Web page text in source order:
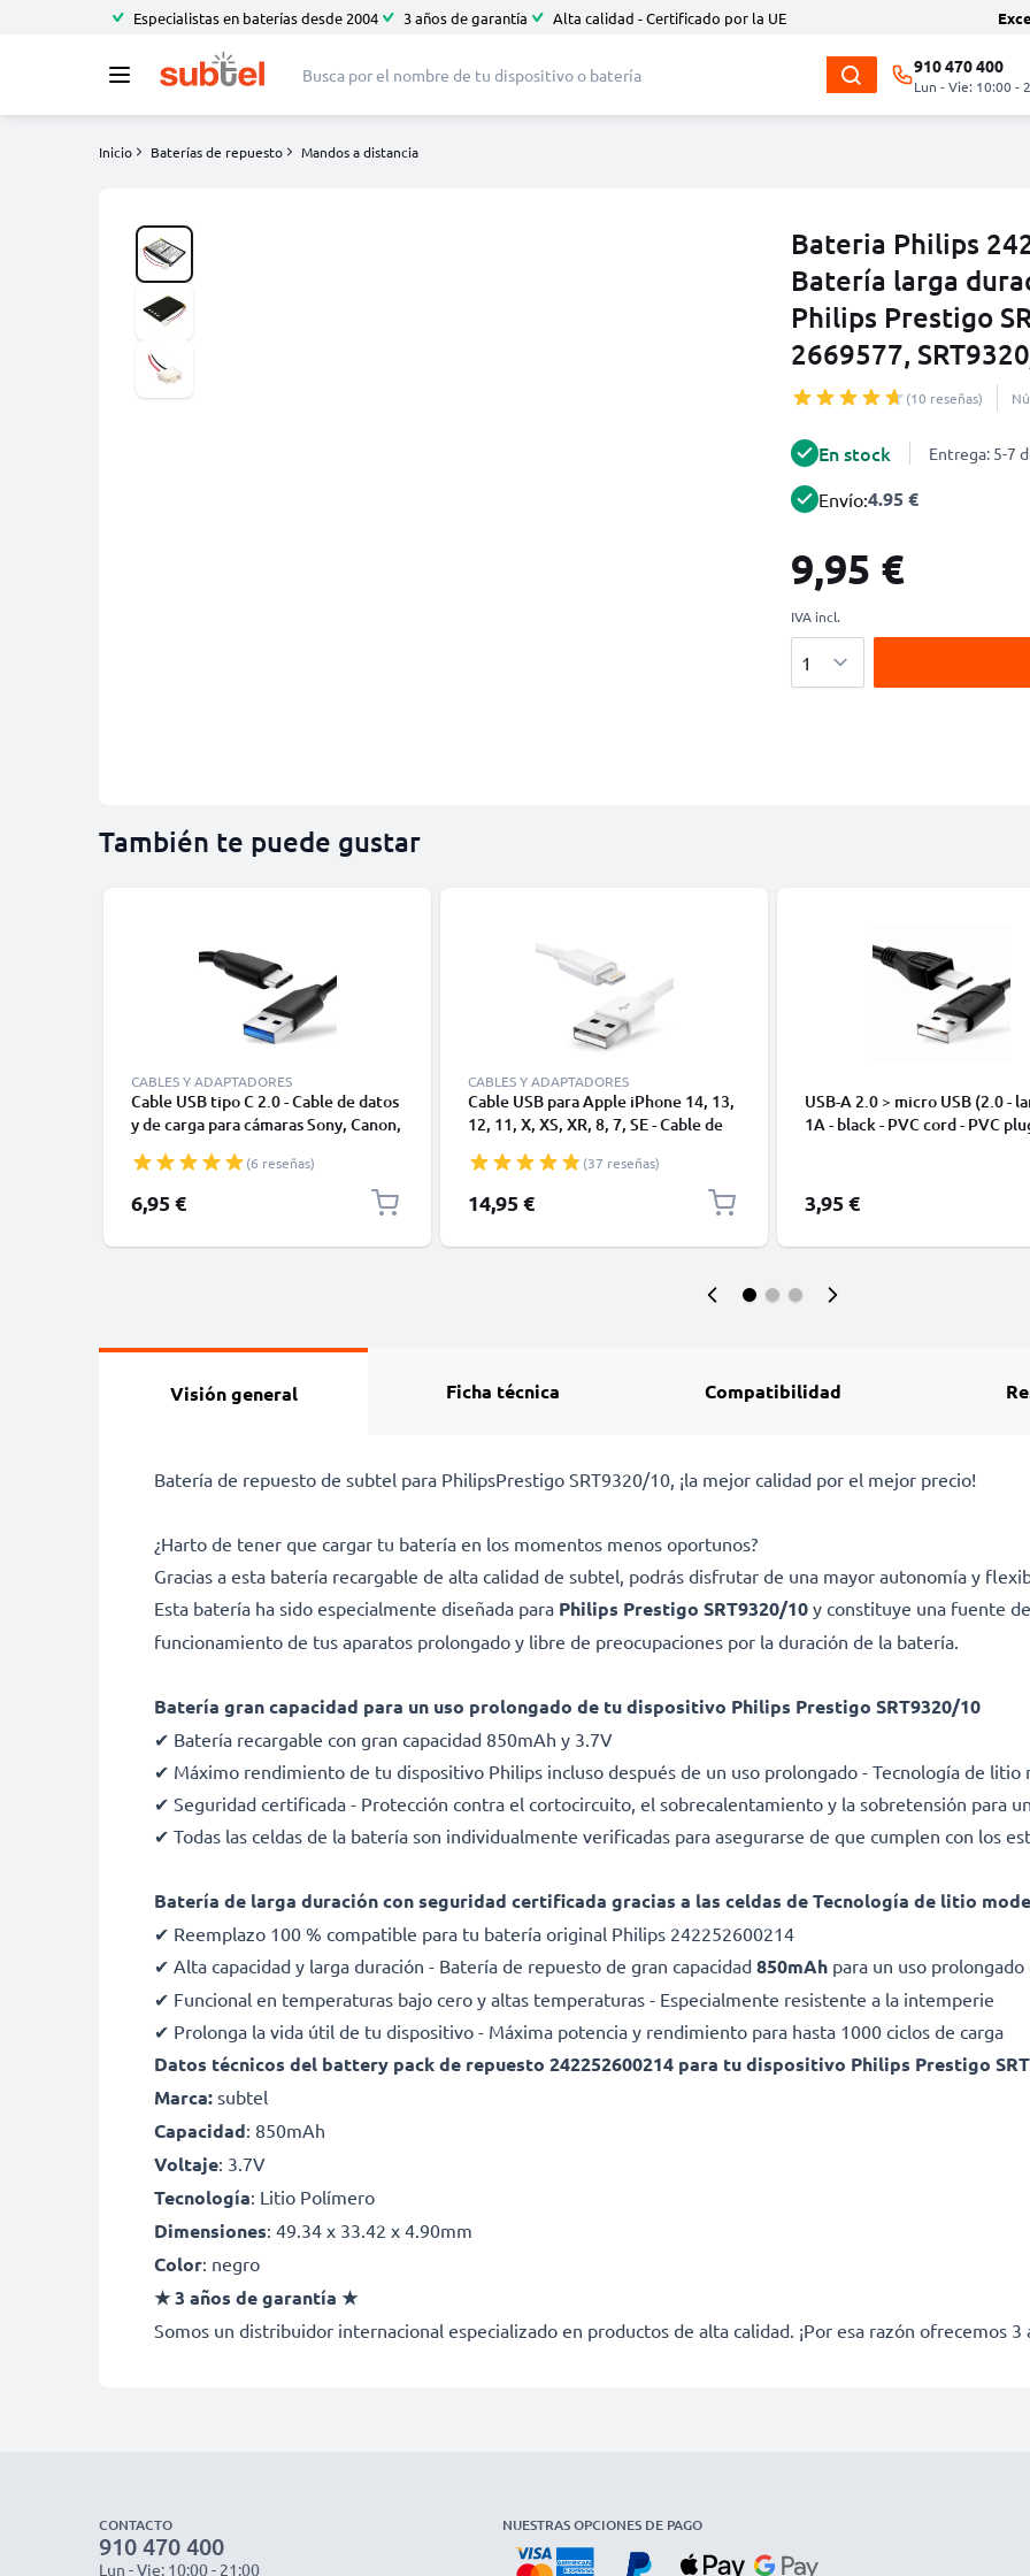
Especialistas en baterías desde 2004 3 años de garantía Alta calidad - Certificado por la UE
910 470 400
Lun - Vie: 10:00 -
Inicio Baterías de repuesto Mandos a distancia
Bateria Philips
Batería larga
Philips Prestigo
2669577,
(10 reseñas)
En stock Entrega: 5-7
Envío:4.95 €
9,95 €
IVA incl.
También te puede gustar
CABLES Y ADAPTADORES
Cable USB tipo C 2.0 - Cable de datos
y de carga para cámaras Sony, Canon,
Moto Z, Huawei, Xiaomi - 1,0m Cable
cargador USB tipo C
(6 reseñas)
6,95 €
CABLES Y ADAPTADORES
Cable USB para Apple iPhone 14, 13,
12, 11, X, XS, XR, 8, 7, SE - Cable de
1m
(37 reseñas)
14,95 €
USB-A 2.0 > micro USB (2.0 -
1A - black - PVC cord - PVC
3,95 €
Visión general Ficha técnica Compatibilidad
Batería de repuesto de subtel para PhilipsPrestigo SRT9320/10, ¡la mejor calidad por el mejor precio!
¿Harto de tener que cargar tu batería en los momentos menos oportunos?
Gracias a esta batería recargable de alta calidad de subtel, podrás disfrutar de una mayor autonomía y
Esta batería ha sido especialmente diseñada para Philips Prestigo SRT9320/10 y constituye una fuente
funcionamiento de tus aparatos prolongado y libre de preocupaciones por la duración de la batería.
Batería gran capacidad para un uso prolongado de tu dispositivo Philips Prestigo SRT9320/10
✔ Batería recargable con gran capacidad 850mAh y 3.7V
✔ Máximo rendimiento de tu dispositivo Philips incluso después de un uso prolongado - Tecnología de
✔ Seguridad certificada - Protección contra el cortocircuito, el sobrecalentamiento y la sobretensión para
✔ Todas las celdas de la batería son individualmente verificadas para asegurarse de que cumplen con los
Batería de larga duración con seguridad certificada gracias a las celdas de Tecnología de litio
✔ Reemplazo 100 % compatible para tu batería original Philips 242252600214
✔ Alta capacidad y larga duración - Batería de repuesto de gran capacidad 850mAh para un uso
✔ Funcional en temperaturas bajo cero y altas temperaturas - Especialmente resistente a la intemperie
✔ Prolonga la vida útil de tu dispositivo - Máxima potencia y rendimiento para hasta 1000 ciclos de carga
Datos técnicos del battery pack de repuesto 242252600214 para tu dispositivo Philips Prestigo
Marca: subtel
Capacidad: 850mAh
Voltaje: 3.7V
Tecnología: Litio Polímero
Dimensiones: 49.34 x 33.42 x 4.90mm
Color: negro
★ 3 años de garantía ★
Somos un distribuidor internacional especializado en productos de alta calidad. ¡Por esa razón ofrecemos 3
CONTACTO
910 470 400
Lun - Vie: 10:00 - 21:00
NUESTRAS OPCIONES DE PAGO